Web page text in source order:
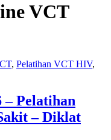
VCT
, Pelatihan VCT HIV,
Pelatihan
– Diklat